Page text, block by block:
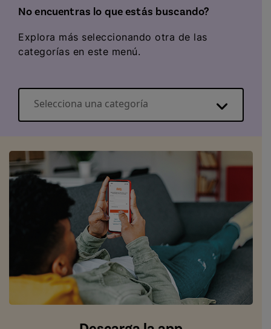
No encuentras lo que estás buscando?
Explora más seleccionando otra de las
categorías en este menú.
Selecciona una categoría